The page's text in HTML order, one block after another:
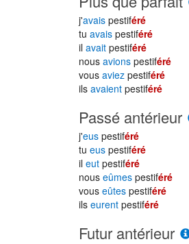
j'avais pestiféré
tuavais pestiféré
ilavait pestiféré
nousavions pestiféré
vousaviez pestiféré
ilsavaient pestiféré
Passé antérieur
j'eus pestiféré
tueus pestiféré
ileut pestiféré
nouseûmes pestiféré
vouseûtes pestiféré
ilseurent pestiféré
Futur antérieur